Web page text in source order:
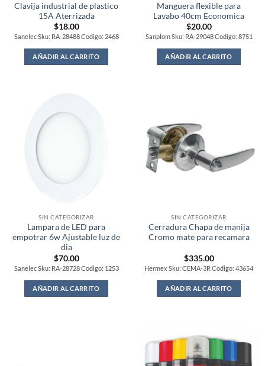
Clavija industrial de plastico
15A Aterrizada
$18.00
Sanelec Sku: RA-28488 Codigo: 2468
AÑADIR AL CARRITO
Manguera flexible para
Lavabo 40cm Economica
$20.00
Sanplom Sku: RA-29048 Codigo: 8751
AÑADIR AL CARRITO
SIN CATEGORIZAR
Lampara de LED para
empotrar 6w Ajustable luz de
dia
$70.00
Sanelec Sku: RA-28728 Codigo: 1253
AÑADIR AL CARRITO
SIN CATEGORIZAR
Cerradura Chapa de manija
Cromo mate para recamara
$335.00
Hermex Sku: CEMA-3R Codigo: 43654
AÑADIR AL CARRITO